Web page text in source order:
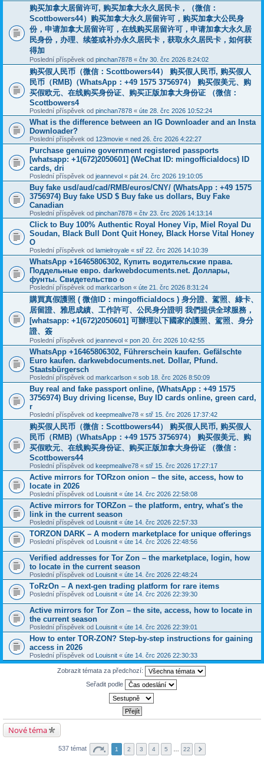
购买加拿大居留许可, 购买加拿大永久居民卡，（微信：
Scottbowers44）购买加拿大永久居留许可，购买加拿大公民身
份，申请加拿大居留许可，在线购买居留许可，申请加拿大永久居
民身份，办理、续签或补办永久居民卡，获取永久居民卡，如何获
得加
Poslední příspěvek od pinchan7878 « čtv 30. črc 2026 8:24:02
购买假人民币（微信：Scottbowers44） 购买假人民币, 购买假人
民币（RMB)（WhatsApp：+49 1575 3756974） 购买假美元、购
买假欧元、在线购买身份证、购买正版加拿大身份证 （微信：
Scottbowers4
Poslední příspěvek od pinchan7878 « úte 28. črc 2026 10:52:24
What is the difference between an IG Downloader and an Insta
Downloader?
Poslední příspěvek od 123movie « ned 26. črc 2026 4:22:27
Purchase genuine government registered passports
[whatsapp: +1(672)2050601] (WeChat ID: mingofficialdocs) ID
cards, dri
Poslední příspěvek od jeannevol « pát 24. črc 2026 19:10:05
Buy fake usd/aud/cad/RMB/euros/CNY/ (WhatsApp : +49 1575
3756974) Buy fake USD $ Buy fake us dollars, Buy Fake
Canadian
Poslední příspěvek od pinchan7878 « čtv 23. črc 2026 14:13:14
Click to Buy 100% Authentic Royal Honey Vip, Miel Royal Du
Soudan, Black Bull Dont Quit Honey, Black Horse Vital Honey
O
Poslední příspěvek od lamielroyale « stř 22. črc 2026 14:10:39
WhatsApp +16465806302, Купить водительские права.
Поддельные евро. darkwebdocuments.net. Доллары,
фунты. Свидетельство о
Poslední příspěvek od markcarlson « úte 21. črc 2026 8:31:24
購買真假護照 ( 微信ID：mingofficialdocs ) 身分證、駕照、綠卡、
居留證、雅思成績、工作許可、公民身分證明 我們提供全球服務，
[whatsapp: +1(672)2050601] 可辦理以下國家的護照、駕照、身分
證、簽
Poslední příspěvek od jeannevol « pon 20. črc 2026 10:42:55
WhatsApp +16465806302, Führerschein kaufen. Gefälschte
Euro kaufen. darkwebdocuments.net. Dollar, Pfund.
Staatsbürgersch
Poslední příspěvek od markcarlson « sob 18. črc 2026 8:50:09
Buy real and fake passport online, (WhatsApp : +49 1575
3756974) Buy driving license, Buy ID cards online, green card,
r
Poslední příspěvek od keepmealive78 « stř 15. črc 2026 17:37:42
购买假人民币（微信：Scottbowers44） 购买假人民币, 购买假人
民币（RMB)（WhatsApp：+49 1575 3756974） 购买假美元、购
买假欧元、在线购买身份证、购买正版加拿大身份证 （微信：
Scottbowers44
Poslední příspěvek od keepmealive78 « stř 15. črc 2026 17:27:17
Active mirrors for TORzon onion – the site, access, how to
locate in 2026
Poslední příspěvek od Louisnit « úte 14. črc 2026 22:58:08
Active mirrors for TORZon – the platform, entry, what's the
link in the current season
Poslední příspěvek od Louisnit « úte 14. črc 2026 22:57:33
TORZON DARK – A modern marketplace for unique offerings
Poslední příspěvek od Louisnit « úte 14. črc 2026 22:48:56
Verified addresses for Tor Zon – the marketplace, login, how
to locate in the current season
Poslední příspěvek od Louisnit « úte 14. črc 2026 22:48:24
TоRzOn – A next-gen trading platform for rare items
Poslední příspěvek od Louisnit « úte 14. črc 2026 22:39:30
Active mirrors for Tor Zon – the site, access, how to locate in
the current season
Poslední příspěvek od Louisnit « úte 14. črc 2026 22:39:01
How to enter TOR-ZON? Step-by-step instructions for gaining
access in 2026
Poslední příspěvek od Louisnit « úte 14. črc 2026 22:30:33
Zobrazit témata za předchozí:
Seřadit podle
Nové téma
537 témat 1 2 3 4 5 22